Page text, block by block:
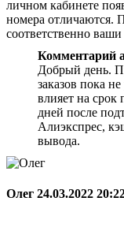
личном кабинете
номера отличаются.
соответственно
Комментарий
Добрый день.
заказов пока
влияет на срок
дней после
Алиэкспрес,
вывода.
Олег 24.03.2022